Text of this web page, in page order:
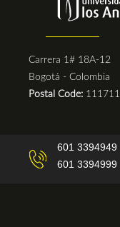
Carrera 1# 18A-12
Bogotá - Colombia
Postal Code: 111711
601 3394949
601 3394999